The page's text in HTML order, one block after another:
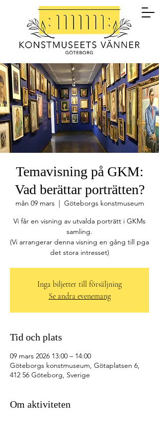
Temavisning på GKM:
Vad berättar porträtten?
mån 09 mars
  |
Göteborgs konstmuseum
Vi får en visning av utvalda porträtt i GKMs
samling.
(Vi arrangerar denna visning en gång till pga
det stora intresset)
Inga biljetter till försäljning
Se andra evenemang
Tid och plats
09 mars 2026 13:00 – 14:00
Göteborgs konstmuseum, Götaplatsen 6,
412 56 Göteborg, Sverige
Om aktiviteten